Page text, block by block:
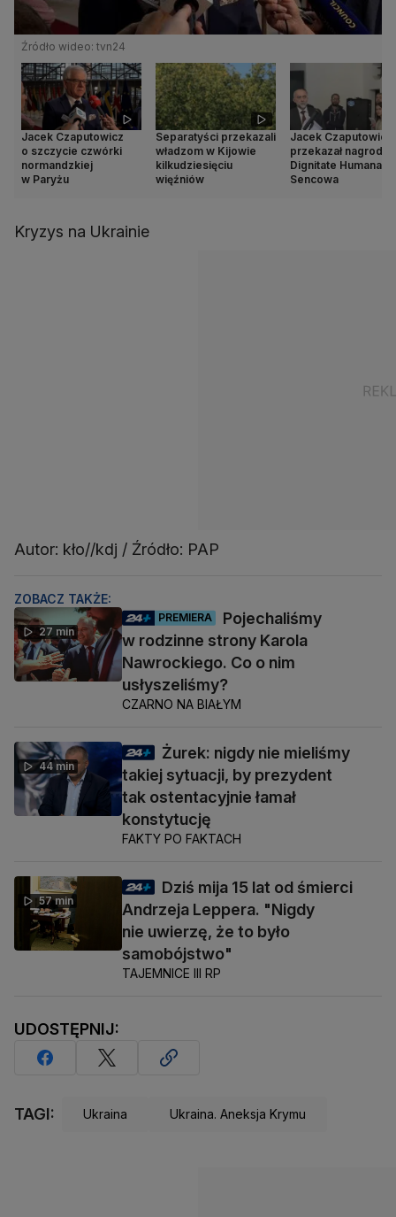
Źródło wideo: tvn24
Jacek Czaputowicz
o szczycie czwórki
normandzkiej
w Paryżu
Separatyści przekazali
władzom w Kijowie
kilkudziesięciu
więźniów
Jacek Czaputowicz
przekazał nagrodę
Dignitate Humana
Sencowa
Kryzys na Ukrainie
Autor: kło//kdj / Źródło: PAP
ZOBACZ TAKŻE:
27 min
PREMIERA
Pojechaliśmy
w rodzinne strony Karola
Nawrockiego. Co o nim
usłyszeliśmy?
CZARNO NA BIAŁYM
44 min
Żurek: nigdy nie mieliśmy
takiej sytuacji, by prezydent
tak ostentacyjnie łamał
konstytucję
FAKTY PO FAKTACH
57 min
Dziś mija 15 lat od śmierci
Andrzeja Leppera. "Nigdy
nie uwierzę, że to było
samobójstwo"
TAJEMNICE III RP
UDOSTĘPNIJ:
TAGI: Ukraina Ukraina. Aneksja Krymu